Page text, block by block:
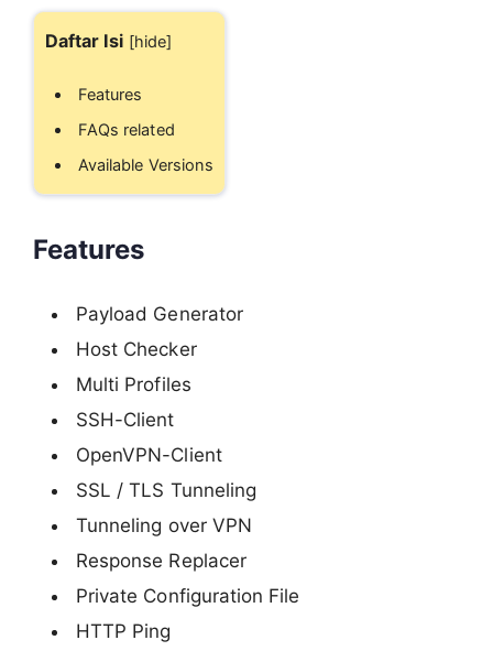
Daftar Isi [hide]
Features
FAQs related
Available Versions
Features
Payload Generator
Host Checker
Multi Profiles
SSH-Client
OpenVPN-Client
SSL / TLS Tunneling
Tunneling over VPN
Response Replacer
Private Configuration File
HTTP Ping